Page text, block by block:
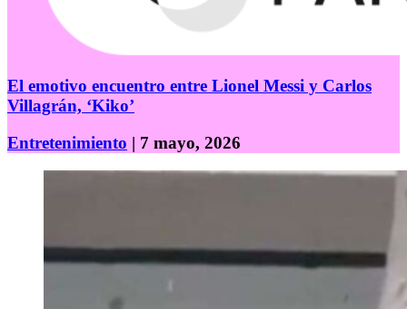
El emotivo encuentro entre Lionel Messi y Carlos
Villagrán, ‘Kiko’
Entretenimiento | 7 mayo, 2026